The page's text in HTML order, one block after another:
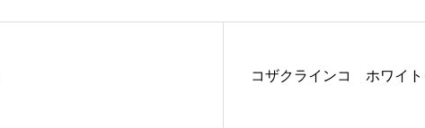
コザクラインコ ホワイト